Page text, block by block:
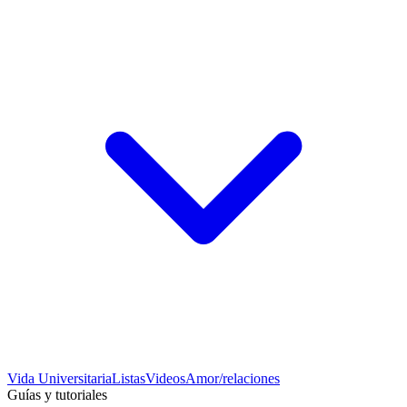
Vida UniversitariaListasVideosAmor/relaciones
Guías y tutoriales